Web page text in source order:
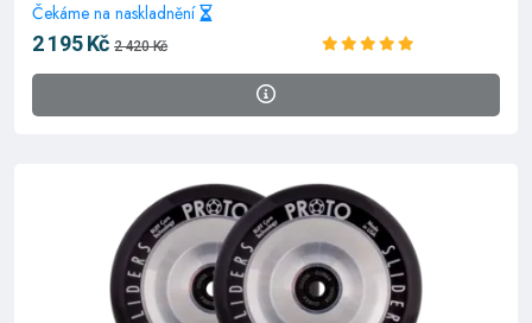
Čekáme na naskladnění
2 195 Kč 2 420 Kč